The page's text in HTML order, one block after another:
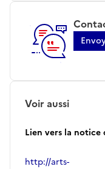
Voir aussi
Lien vers la notice
http://arts-